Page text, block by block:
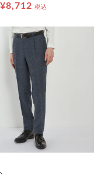
¥8,712 税込